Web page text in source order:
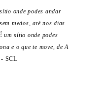
onde podes andar
medos, até nos dias
um sítio onde podes
e o que te move, de A
- SCL